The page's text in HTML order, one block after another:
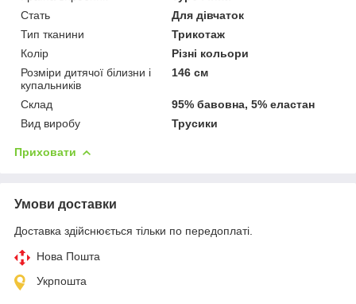
Стать
Для дівчаток
Тип тканини
Трикотаж
Колір
Різні кольори
Розміри дитячої білизни і
купальників
146 см
Склад
95% бавовна, 5% еластан
Вид виробу
Трусики
Приховати
Умови доставки
Доставка здійснюється тільки по передоплаті.
Нова Пошта
Укрпошта